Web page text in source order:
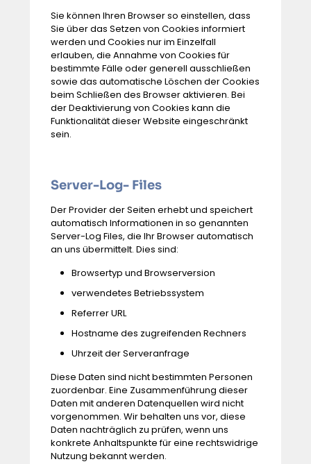
Sie können Ihren Browser so einstellen, dass
Sie über das Setzen von Cookies informiert
werden und Cookies nur im Einzelfall
erlauben, die Annahme von Cookies für
bestimmte Fälle oder generell ausschließen
sowie das automatische Löschen der Cookies
beim Schließen des Browser aktivieren. Bei
der Deaktivierung von Cookies kann die
Funktionalität dieser Website eingeschränkt
sein.
Server-Log- Files
Der Provider der Seiten erhebt und speichert
automatisch Informationen in so genannten
Server-Log Files, die Ihr Browser automatisch
an uns übermittelt. Dies sind:
Browsertyp und Browserversion
verwendetes Betriebssystem
Referrer URL
Hostname des zugreifenden Rechners
Uhrzeit der Serveranfrage
Diese Daten sind nicht bestimmten Personen
zuordenbar. Eine Zusammenführung dieser
Daten mit anderen Datenquellen wird nicht
vorgenommen. Wir behalten uns vor, diese
Daten nachträglich zu prüfen, wenn uns
konkrete Anhaltspunkte für eine rechtswidrige
Nutzung bekannt werden.